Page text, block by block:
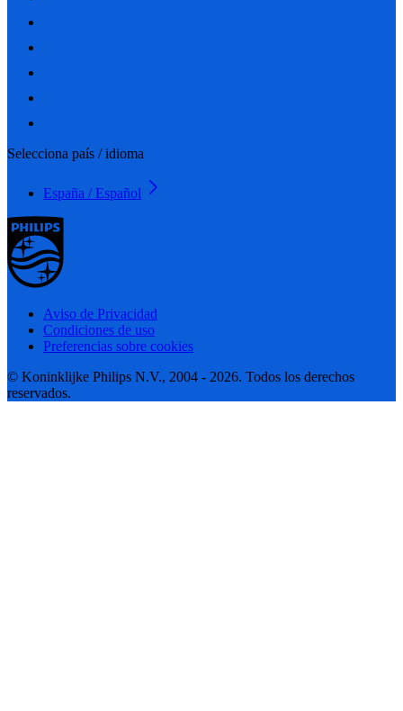
Selecciona país / idioma
España / Español
Aviso de Privacidad
Condiciones de uso
Preferencias sobre cookies
© Koninklijke Philips N.V., 2004 - 2026. Todos los derechos
reservados.